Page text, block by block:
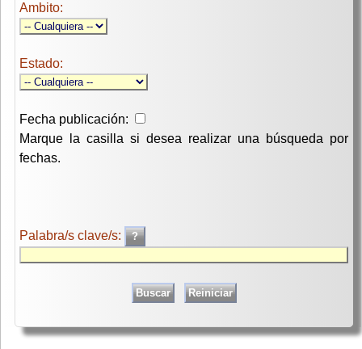
Ambito:
Estado:
Fecha publicación:
Marque la casilla si desea realizar una búsqueda por
fechas.
Palabra/s clave/s: